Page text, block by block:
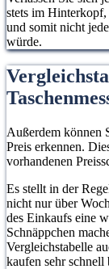
stets im
und somit nicht
würde.
Außerdem können
Preis erkennen.
vorhandenen
Es stellt in der
nicht nur über
des Einkaufs eine
Schnäppchen
Vergleichstabelle
kaufen sehr schnell